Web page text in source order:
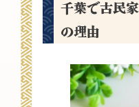
千葉で古民
の理由